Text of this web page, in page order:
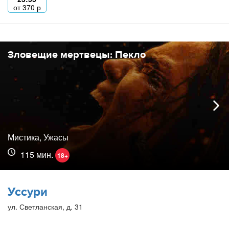
от370 р
Зловещие мертвецы: Пекло
Мистика, Ужасы
115 мин. 18+
Уссури
ул. Светланская, д. 31